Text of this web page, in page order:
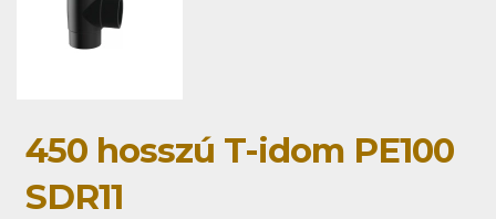
450 hosszú T-idom PE100
SDR11